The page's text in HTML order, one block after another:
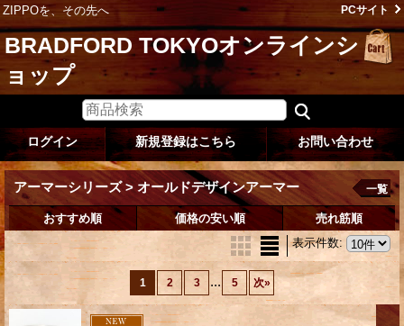
ZIPPOを、その先へ PCサイト
BRADFORD TOKYOオンラインシ
ョップ
ログイン 新規登録はこちら お問い合わせ
アーマーシリーズ > オールドデザインアーマー 一覧
おすすめ順 価格の安い順
売れ筋順
表示件数:
1 2 3 ... 5 次»